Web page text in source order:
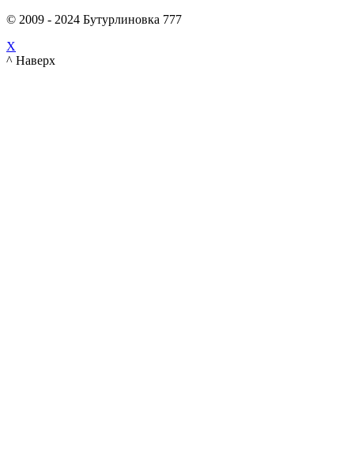
© 2009 - 2024 Бутурлиновка 777
X
^ Наверх